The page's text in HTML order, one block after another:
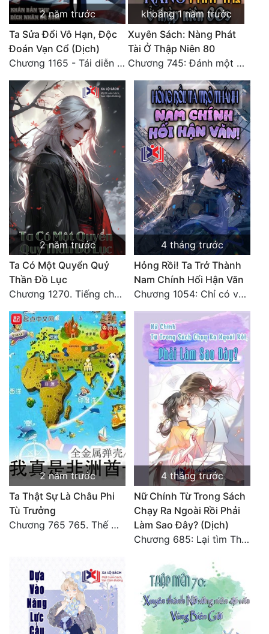
Điền Văn
Đô Thị
Đông Phương Huyền Huyễn
Đồng Nhân
Cẩu Đạo Trường Sinh
Ngự Thú
Truyện Nam
Truyện Nữ
Vô Địch Lưu
Xây Dựng Thế Lực
Đẹp
Đẹp Hiệp
Tính Cách Nhân Vật :
Sát Phạt Quyết Đoán
Vô Sỉ
Điềm Đạm
2 năm trước
Ta Sửa Đổi Vô Hạn, Độc
Đoán Vạn Cổ (Dịch)
Chương 1165 - Tái diễn thế giới! Du lịch chư thiên (Đại kết cục)
khoảng 1 năm trước
Xuyên Sách: Nàng Phát
Tài Ở Thập Niên 80
Chương 745: Đánh một ván đẹp
2 năm trước
Ta Có Một Quyển Quỷ
Thần Đồ Lục
Chương 1270. Tiếng chuông chấn động chư thiên! (Đại kết cục)
4 tháng trước
Hỏng Rồi! Ta Trở Thành
Nam Chính Hối Hận Văn
Chương 1054: Chỉ có vô đạo có thể
2 năm trước
Ta Thật Sự Là Châu Phi
Tù Trưởng
Chương 765 765. Thế Giới Của Ta (xong) - Toàn Văn Hoàn
4 tháng trước
Nữ Chính Từ Trong Sách
Chạy Ra Ngoài Rồi Phải
Làm Sao Đây? (Dịch)
Chương 685: Lại tìm Thanh Long (1)